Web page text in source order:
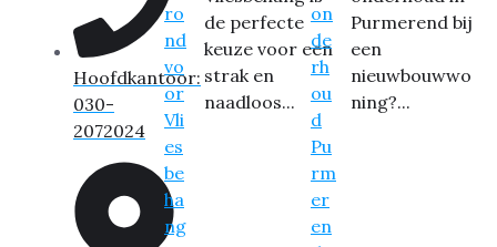
Hoofdkantoor:
030-
2072024
de perfecte
keuze voor een
strak en
naadloos...
Purmerend bij
een
nieuwbouwwo
ning?...